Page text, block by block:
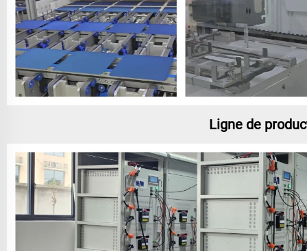
Ligne de